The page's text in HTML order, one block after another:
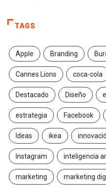
TAGS
Apple Branding
Cannes Lions coca-cola
Destacado Diseño
estrategia Facebook
Ideas ikea
Instagram inteligencia
marketing marketing